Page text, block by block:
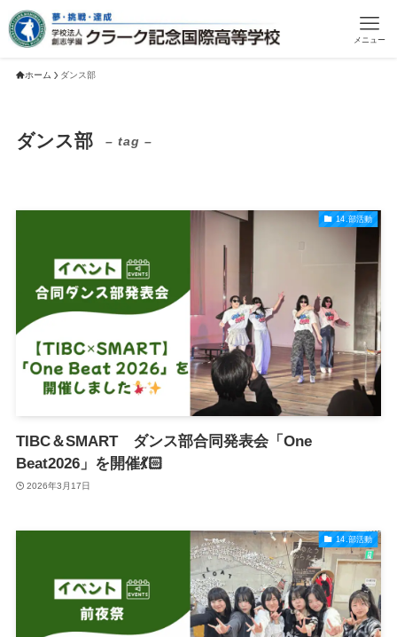
メニュー
ホーム ダンス部
ダンス部 – tag –
14.部活動
TIBC＆SMART ダンス部合同発表会「One
Beat2026」を開催💃🏻
2026年3月17日
14.部活動